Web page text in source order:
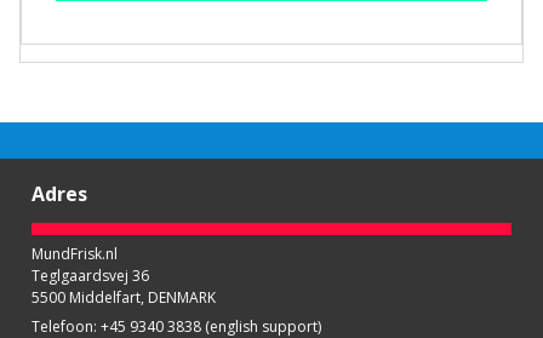
Adres
MundFrisk.nl
Teglgaardsvej 36
5500 Middelfart, DENMARK
Telefoon: +45 9340 3838 (english support)